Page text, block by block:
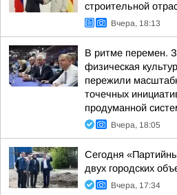
строительной
Вчера, 18:13
В ритме перемен.
физическая
пережили
точечных
продуманной
Вчера, 18:05
Сегодня
двух городских
Вчера, 17:34